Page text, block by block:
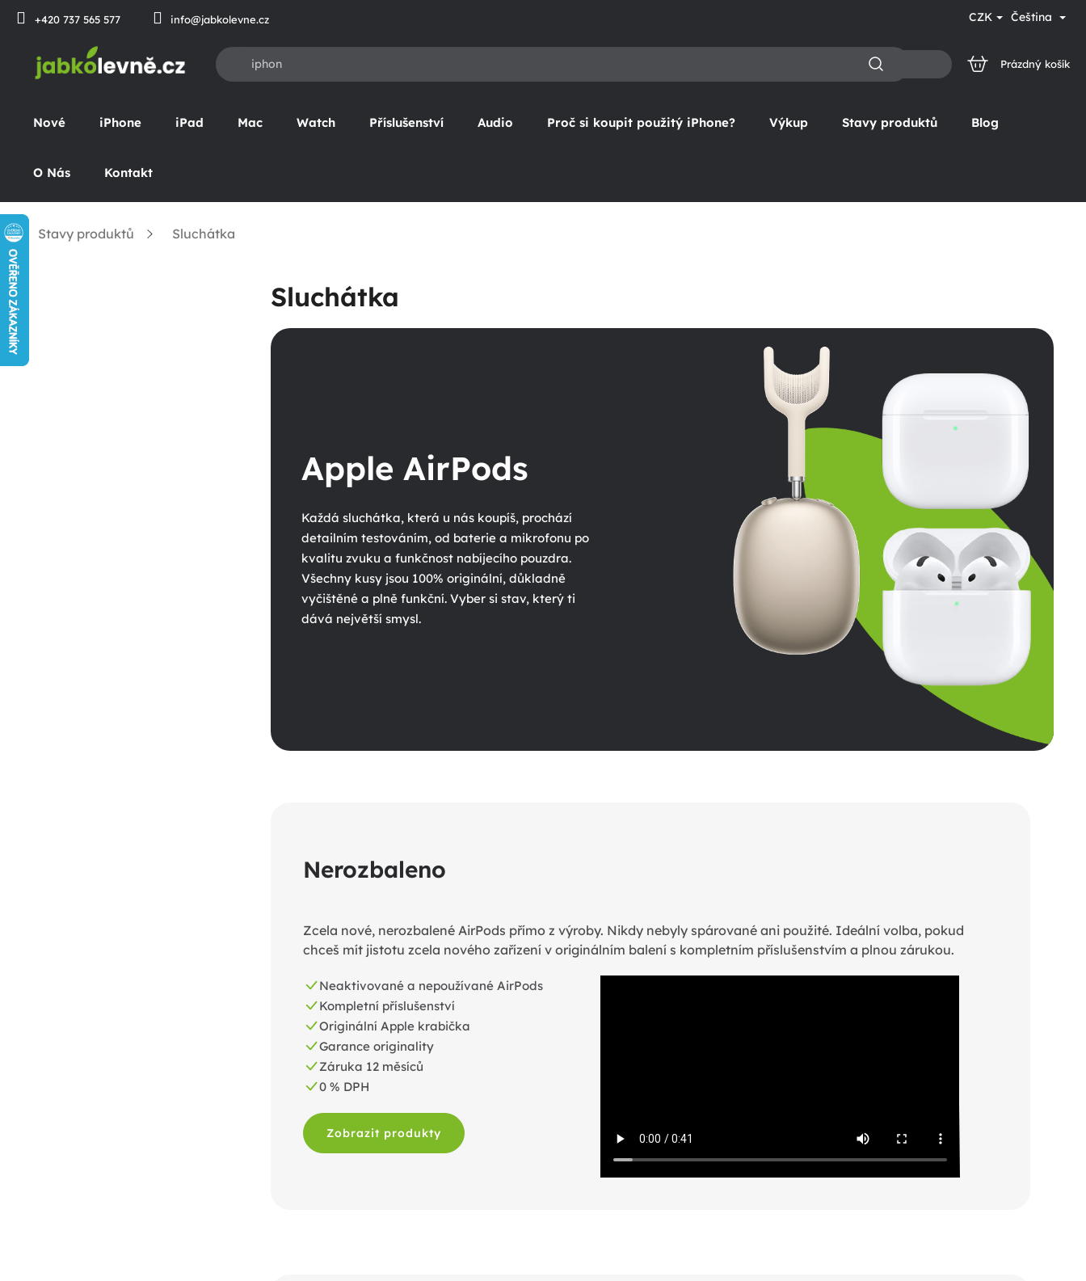
Přejít
+420 737 565 577 info@jabkolevne.cz CZK Čeština
NÁKUPNÍ
Prázdný košík
Nové iPhone iPad Mac Watch Příslušenství Audio Proč si koupit použitý iPhone? Výkup Stavy produktů Blog
O Nás Kontakt
Domů Stavy produktů Sluchátka
P
o
s
t
r
Sluchátka
Apple AirPods
Každá sluchátka, která u nás koupíš, prochází
detailním testováním, od baterie a mikrofonu po
kvalitu zvuku a funkčnost nabíjecího pouzdra.
Všechny kusy jsou 100% originální, důkladně
vyčištěné a plně funkční. Vyber si stav, který ti
dává největší smysl.
Nerozbaleno
Zcela nové, nerozbalené AirPods přímo z výroby. Nikdy nebyly spárované ani použité. Ideální volba, pokud
chceš mít jistotu zcela nového zařízení v originálním balení s kompletním příslušenstvím a plnou zárukou.
Neaktivované a nepoužívané AirPods
Kompletní příslušenství
Originální Apple krabička
Garance originality
Záruka 12 měsíců
0 % DPH
Zobrazit produkty